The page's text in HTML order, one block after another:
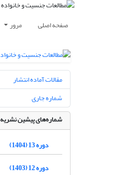
صفحه اصلی مرور
مقالات آماده انتشار
شماره جاری
شماره‌های پیشین نشریه
دوره 13 (1404)
دوره 12 (1403)